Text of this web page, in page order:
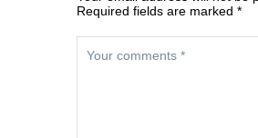
Required fields are marked *